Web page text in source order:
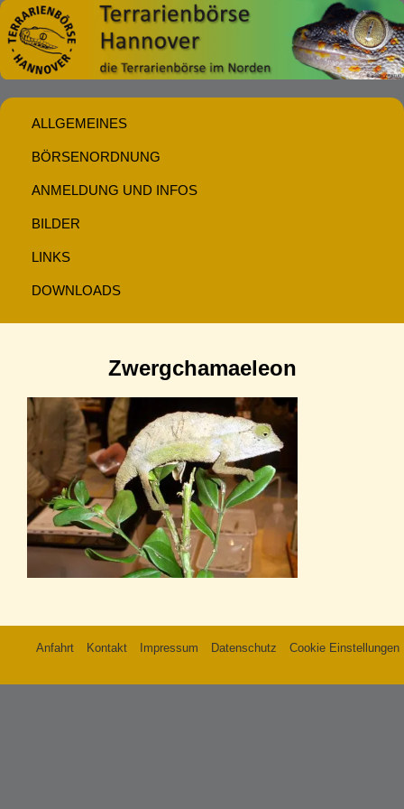
ALLGEMEINES
BÖRSENORDNUNG
ANMELDUNG UND INFOS
BILDER
LINKS
DOWNLOADS
Zwergchamaeleon
Anfahrt Kontakt Impressum Datenschutz Cookie Einstellungen